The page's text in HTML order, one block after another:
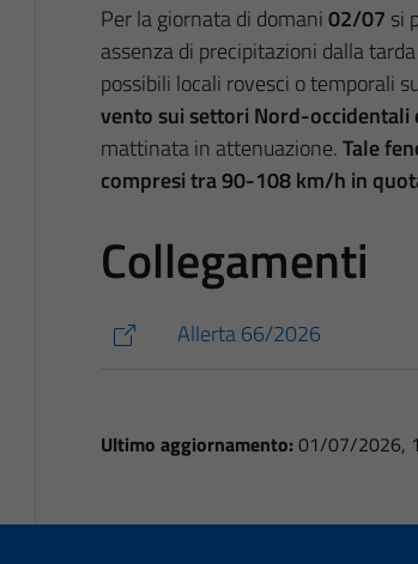
Per la giornata di domani02/07 si
assenza di precipitazioni dalla
possibili locali rovesci o temporali
vento sui settori Nord-occidentali
mattinata in attenuazione.Tale
compresi tra 90-108 km/h in
Collegamenti
Allerta 66/2026
Ultimo aggiornamento: 01/07/2026,